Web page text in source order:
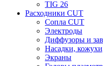
TIG 26
Расходники CUT
Сопла CUT
Электроды
Диффузоры и
Насадки,
Экраны